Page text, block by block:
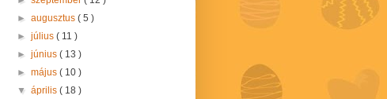
►augusztus( 5 )
►július( 11 )
►június( 13 )
►május( 10 )
▼április( 18 )